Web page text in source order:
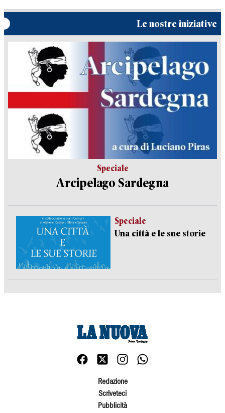
Le nostre iniziative
Speciale
Arcipelago Sardegna
Speciale
Una città e le sue storie
Redazione
Scriveteci
Pubblicità